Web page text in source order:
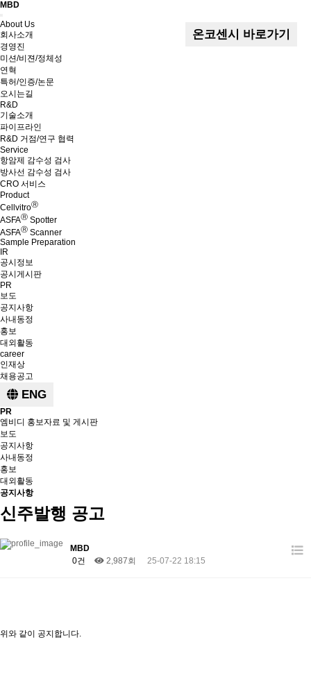
MBD
Menu
About Us
회사소개
경영진
미션/비젼/정체성
연혁
특허/인증/논문
오시는길
R&D
기술소개
파이프라인
R&D 거점/연구 협력
Service
항암제 감수성 검사
방사선 감수성 검사
CRO 서비스
Product
CellvitroⓇ
ASFAⓇ Spotter
ASFAⓇ Scanner
Sample Preparation
IR
공시정보
공시게시판
PR
보도
공지사항
사내동정
홍보
대외활동
career
인재상
채용공고
ENG
온코센시 바로가기
PR
엠비디 홍보자료 및 게시판
보도
공지사항
사내동정
홍보
대외활동
공지사항
신주발행 공고
MBD
0건
2,987회 25-07-22 18:15
위와 같이 공지합니다.